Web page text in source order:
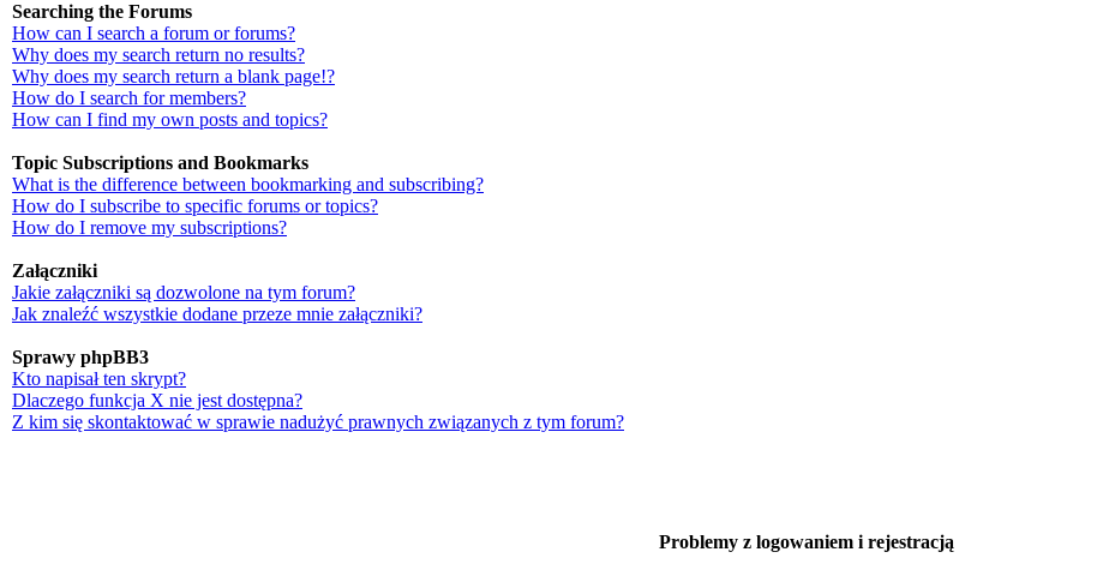
Searching the Forums
How can I search a forum or forums?
Why does my search return no results?
Why does my search return a blank page!?
How do I search for members?
How can I find my own posts and topics?
Topic Subscriptions and Bookmarks
What is the difference between bookmarking and subscribing?
How do I subscribe to specific forums or topics?
How do I remove my subscriptions?
Załączniki
Jakie załączniki są dozwolone na tym forum?
Jak znaleźć wszystkie dodane przeze mnie załączniki?
Sprawy phpBB3
Kto napisał ten skrypt?
Dlaczego funkcja X nie jest dostępna?
Z kim się skontaktować w sprawie nadużyć prawnych związanych z tym forum?
Problemy z logowaniem i rejestracją